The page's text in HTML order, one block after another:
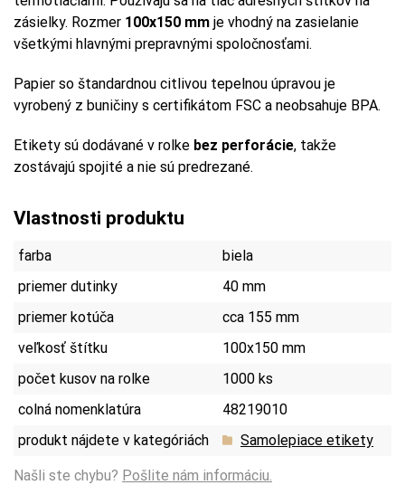
zásielky. Rozmer 100x150 mm je vhodný na zasielanie
všetkými hlavnými prepravnými spoločnosťami.
Papier so štandardnou citlivou tepelnou úpravou je
vyrobený z buničiny s certifikátom FSC a neobsahuje BPA.
Etikety sú dodávané v rolke bez perforácie, takže
zostávajú spojité a nie sú predrezané.
Vlastnosti produktu
farba
biela
priemer dutinky
40 mm
priemer kotúča
cca 155 mm
veľkosť štítku
100x150 mm
počet kusov na rolke
1000 ks
colná nomenklatúra
48219010
produkt nájdete v kategóriách
Samolepiace etikety
Našli ste chybu? Pošlite nám informáciu.